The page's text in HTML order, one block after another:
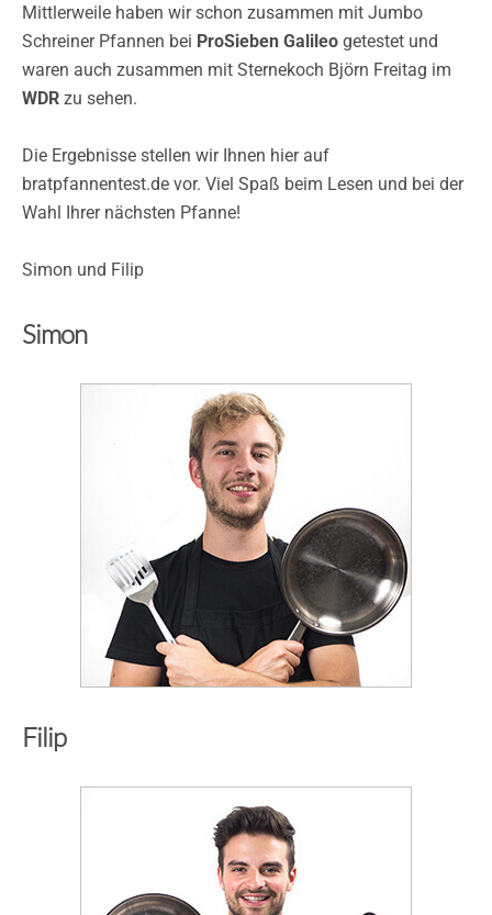
Mittlerweile haben wir schon zusammen mit Jumbo
Schreiner Pfannen bei ProSieben Galileo getestet und
waren auch zusammen mit Sternekoch Björn Freitag im
WDR zu sehen.
Die Ergebnisse stellen wir Ihnen hier auf
bratpfannentest.de vor. Viel Spaß beim Lesen und bei der
Wahl Ihrer nächsten Pfanne!
Simon und Filip
Simon
Filip